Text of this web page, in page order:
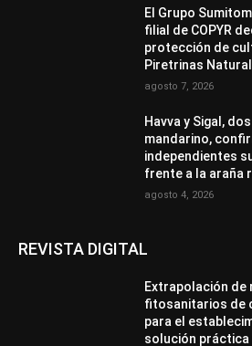
El Grupo
filial de COPYR
protección de
Piretrinas
agosto 7, 2026
Havva y Sigal,
mandarino,
independientes
frente a la araña
agosto 4, 2026
REVISTA DIGITAL
Extrapolación de
fitosanitarios de
para el
solución